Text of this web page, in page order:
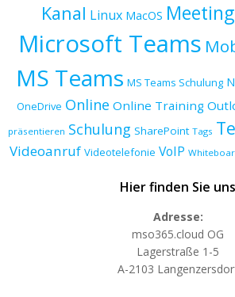
Kanal Linux MacOS Meeting
Microsoft Teams
MS Teams MS Teams Schulung
OneDrive Online Online Training
präsentieren Schulung SharePoint Tags
Videoanruf Videotelefonie VoIP
Hier finden Sie uns
Adresse:
mso365.cloud OG
Lagerstraße 1-5
A-2103